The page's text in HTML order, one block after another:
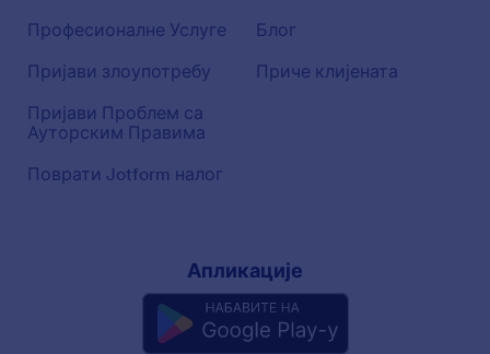
Професионалне Услуге
Пријави злоупотребу
Пријави Проблем са
Ауторским Правима
Поврати Jotform налог
Блог
Приче клијената
Апликације